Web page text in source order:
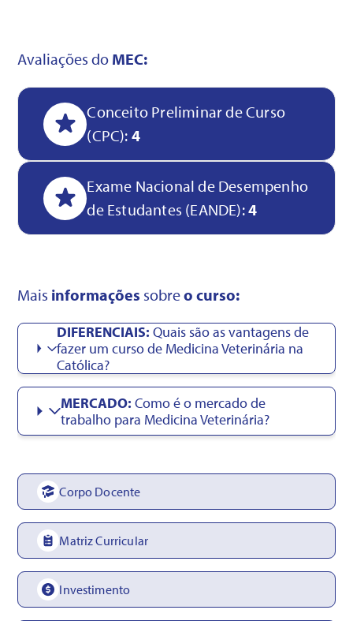
Avaliações do MEC:
Conceito Preliminar de Curso
(CPC): 4
Exame Nacional de Desempenho
de Estudantes (EANDE):4
Mais informações sobreo curso:
DIFERENCIAIS: Quais são as vantagens de
fazer um curso de Medicina Veterinária na
Católica?
MERCADO: Como é o mercado de
trabalho para Medicina Veterinária?
Corpo Docente
Matriz Curricular
Investimento